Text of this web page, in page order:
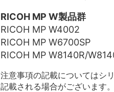
RICOH MP W製品群
RICOH MP W4002
RICOH MP W6700SP
RICOH MP W8140R/
注意事項の記載についてはシ
記載される場合がございます